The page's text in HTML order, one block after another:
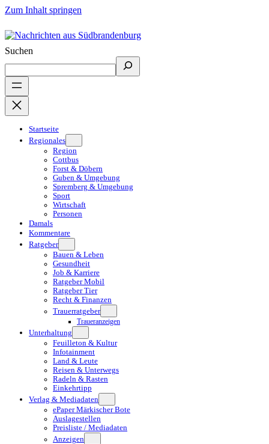
Zum Inhalt springen
Suchen
Startseite
Regionales
Region
Cottbus
Forst & Döbern
Guben & Umgebung
Spremberg & Umgebung
Sport
Wirtschaft
Personen
Damals
Kommentare
Ratgeber
Bauen & Leben
Gesundheit
Job & Karriere
Ratgeber Mobil
Ratgeber Tier
Recht & Finanzen
Trauerratgeber
Traueranzeigen
Unterhaltung
Feuilleton & Kultur
Infotainment
Land & Leute
Reisen & Unterwegs
Radeln & Rasten
Einkehrtipp
Verlag & Mediadaten
ePaper Märkischer Bote
Auslagestellen
Preisliste / Mediadaten
Anzeigen